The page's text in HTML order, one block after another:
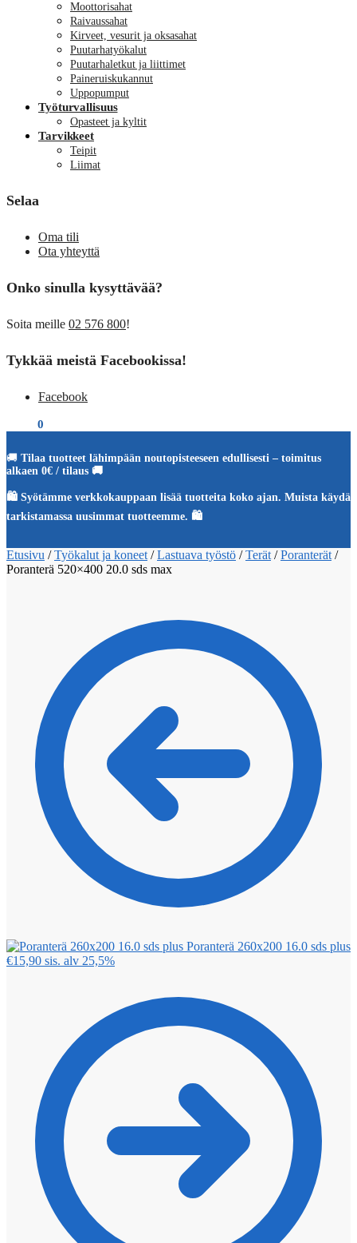
Moottorisahat
Raivaussahat
Kirveet, vesurit ja oksasahat
Puutarhatyökalut
Puutarhaletkut ja liittimet
Paineruiskukannut
Uppopumput
Työturvallisuus
Opasteet ja kyltit
Tarvikkeet
Teipit
Liimat
Selaa
Oma tili
Ota yhteyttä
Onko sinulla kysyttävää?
Soita meille 02 576 800!
Tykkää meistä Facebookissa!
Facebook
0
🚚 Tilaa tuotteet lähimpään noutopisteeseen edullisesti – toimitus
alkaen 0€ / tilaus 🚚
🛍️ Syötämme verkkokauppaan lisää tuotteita koko ajan. Muista käydä
tarkistamassa uusimmat tuotteemme. 🛍️
Etusivu /Työkalut ja koneet /Lastuava työstö /Terät /Poranterät /
Poranterä 520×400 20.0 sds max
Poranterä 260x200 16.0 sds plus
€15,90 sis. alv 25,5%